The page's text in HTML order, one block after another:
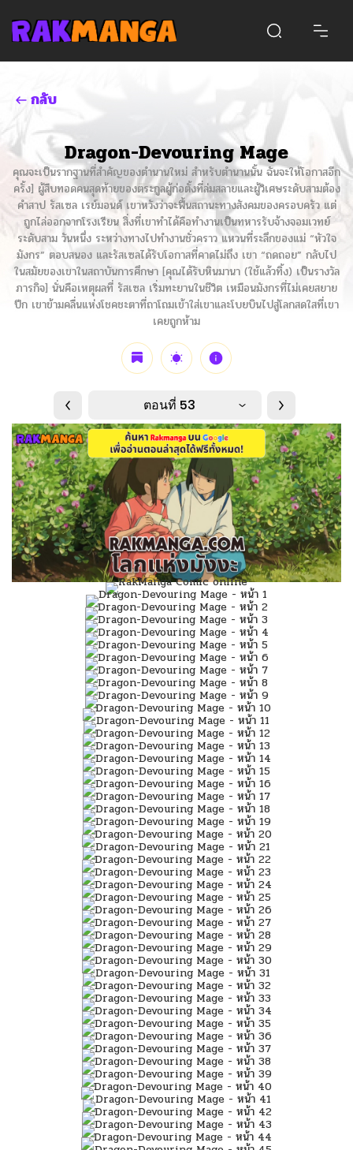
กลับ
Dragon-Devouring Mage
คุณจะเป็นรากฐานที่สำคัญของตำนานใหม่ สำหรับตำนานนั้น ฉันจะให้โอกาสอีก
ครั้ง] ผู้สืบทอดคนสุดท้ายของตระกูลผู้ก่อตั้งที่ล่มสลายและผู้วิเศษระดับสามต้อง
คำสาป รัสเซล เรย์มอนด์ เขาหวังว่าจะฟื้นสถานะทางสังคมของครอบครัว แต่
ถูกไล่ออกจากโรงเรียน สิ่งที่เขาทำได้คือทำงานเป็นทหารรับจ้างจอมเวทย์
ระดับสาม วันหนึ่ง ระหว่างทางไปทำงานชั่วคราว แหวนที่ระลึกของแม่ “หัวใจ
มังกร” ตอบสนอง และรัสเซลได้รับโอกาสที่คาดไม่ถึง เขา “ถดถอย” กลับไป
ในสมัยของเขาในสถาบันการศึกษา [คุณได้รับหินมานา (ใช้แล้วทิ้ง) เป็นรางวัล
ภารกิจ] นั่นคือเหตุผลที่ รัสเซล เริ่มทะยานในชีวิต เหมือนมังกรที่ไม่เคยสยาย
ปีก เขาข้ามคลื่นแห่งโชคชะตาที่ถาโถมเข้าใส่เขาและโบยบินไปสู่โลกสดใสที่เขา
เคยถูกห้าม
ตอนที่ 53